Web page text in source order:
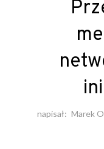
napisał: Marek